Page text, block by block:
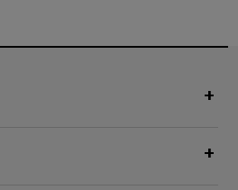
+
+